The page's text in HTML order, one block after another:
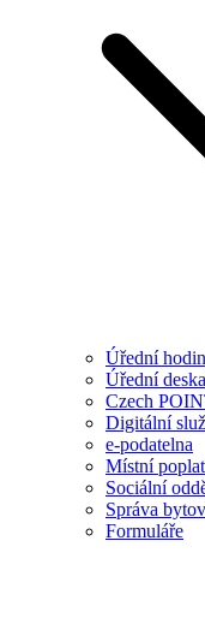
Úřední
Úřední deska
Czech
Digitální
e-podatelna
Místní
Sociální
Správa
Formuláře